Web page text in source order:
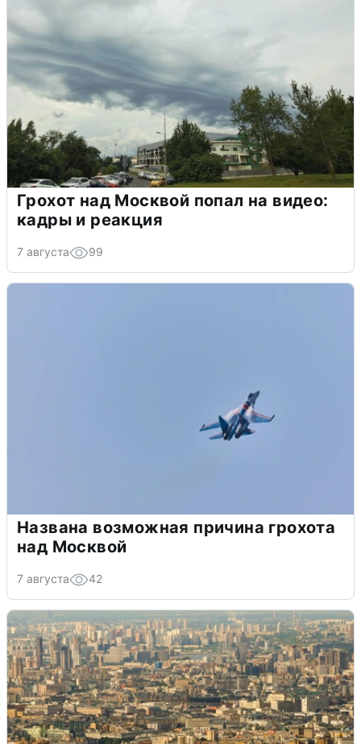
Грохот над Москвой попал на видео:
кадры и реакция
7 августа 99
Названа возможная причина грохота
над Москвой
7 августа 42